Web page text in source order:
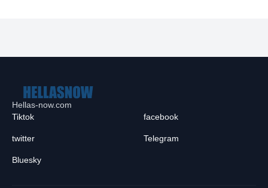
Hellas-now.com
Tiktok
facebook
twitter Telegram
Bluesky